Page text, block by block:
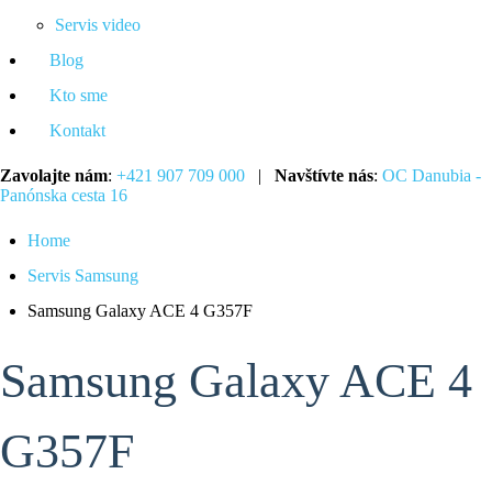
Servis video
Blog
Kto sme
Kontakt
Zavolajte nám: +421 907 709 000 | Navštívte nás: OC Danubia -
Panónska cesta 16
Home
Servis Samsung
Samsung Galaxy ACE 4 G357F
Samsung Galaxy ACE 4
G357F